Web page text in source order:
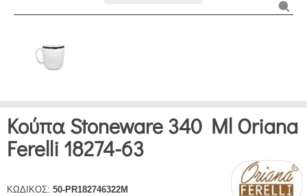
Κούπα Stoneware 340 Ml Oriana
Ferelli 18274-63
ΚΩΔΙΚΟΣ: 50-PR182746322M